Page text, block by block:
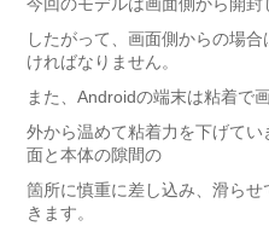
今回のモデルは画面側から開封
したがって、画面側からの場
ければなりません。
また、Androidの端末は粘着で
外から温めて粘着力を下げて
面と本体の隙間の
箇所に慎重に差し込み、滑ら
きます。